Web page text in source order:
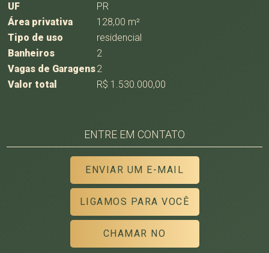
UF
PR
Área privativa
128,00 m²
Tipo de uso
residencial
Banheiros
2
Vagas de Garagens2
Valor total
R$ 1.530.000,00
ENTRE EM CONTATO
ENVIAR UM E-MAIL
LIGAMOS PARA VOCÊ
CHAMAR NO